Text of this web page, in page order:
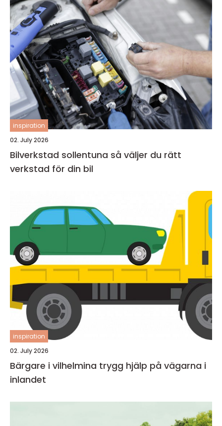
inspiration
02. July 2026
Bilverkstad sollentuna så väljer du rätt
verkstad för din bil
inspiration
02. July 2026
Bärgare i vilhelmina trygg hjälp på vägarna i
inlandet